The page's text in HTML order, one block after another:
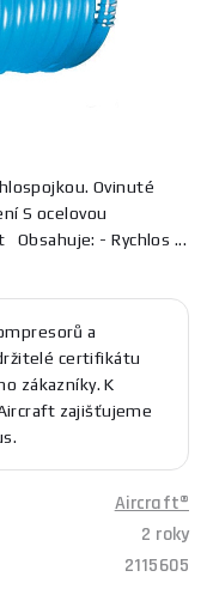
Ovinuté
S ocelovou
Obsahuje: - Rychlos ...
a
certifikátu
zákazníky. K
zajišťujeme
Aircraft®
2 roky
2115605